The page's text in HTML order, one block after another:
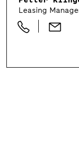
Leasing